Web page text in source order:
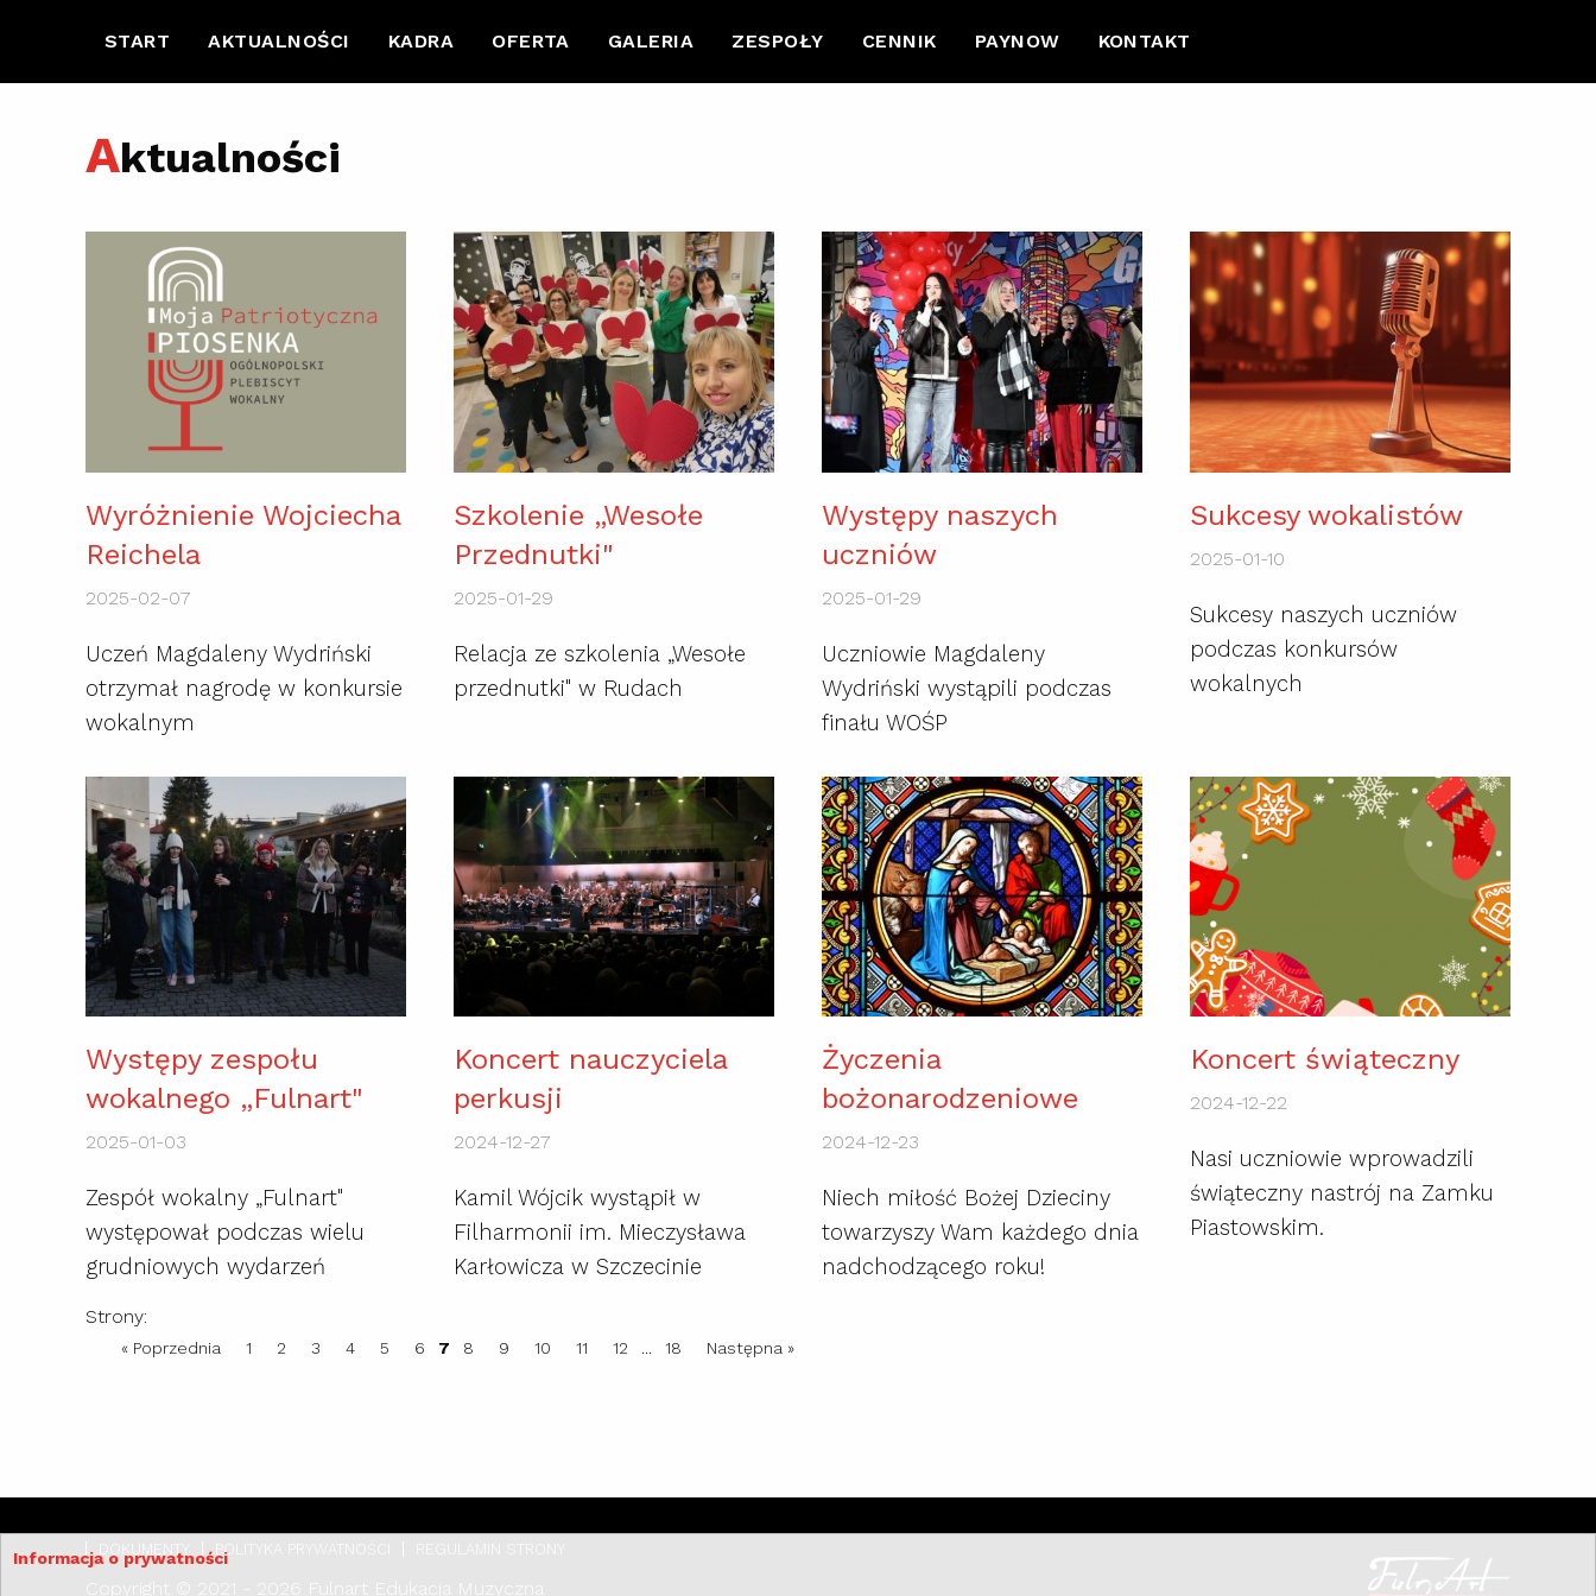
Informacja o prywatności
START AKTUALNOŚCI KADRA OFERTA GALERIA ZESPOŁY CENNIK PAYNOW KONTAKT
Aktualności
Wyróżnienie Wojciecha
Reichela
2025-02-07
Uczeń Magdaleny Wydriński
otrzymał nagrodę w konkursie
wokalnym
Szkolenie „Wesołe
Przednutki"
2025-01-29
Relacja ze szkolenia „Wesołe
przednutki" w Rudach
Występy naszych
uczniów
2025-01-29
Uczniowie Magdaleny
Wydriński wystąpili podczas
finału WOŚP
Sukcesy wokalistów
2025-01-10
Sukcesy naszych uczniów
podczas konkursów
wokalnych
Występy zespołu
wokalnego „Fulnart"
2025-01-03
Zespół wokalny „Fulnart"
występował podczas wielu
grudniowych wydarzeń
Koncert nauczyciela
perkusji
2024-12-27
Kamil Wójcik wystąpił w
Filharmonii im. Mieczysława
Karłowicza w Szczecinie
Życzenia
bożonarodzeniowe
2024-12-23
Niech miłość Bożej Dzieciny
towarzyszy Wam każdego dnia
nadchodzącego roku!
Koncert świąteczny
2024-12-22
Nasi uczniowie wprowadzili
świąteczny nastrój na Zamku
Piastowskim.
Strony:
« Poprzednia 1 2 3 4 5 6 7 8 9 10 11 12 ... 18 Następna »
DOKUMENTY POLITYKA PRYWATNOŚCI REGULAMIN STRONY
Copyright © 2021 - 2026 Fulnart Edukacja Muzyczna